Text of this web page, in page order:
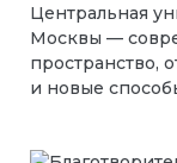
Центральная
Москвы —
пространство,
и новые